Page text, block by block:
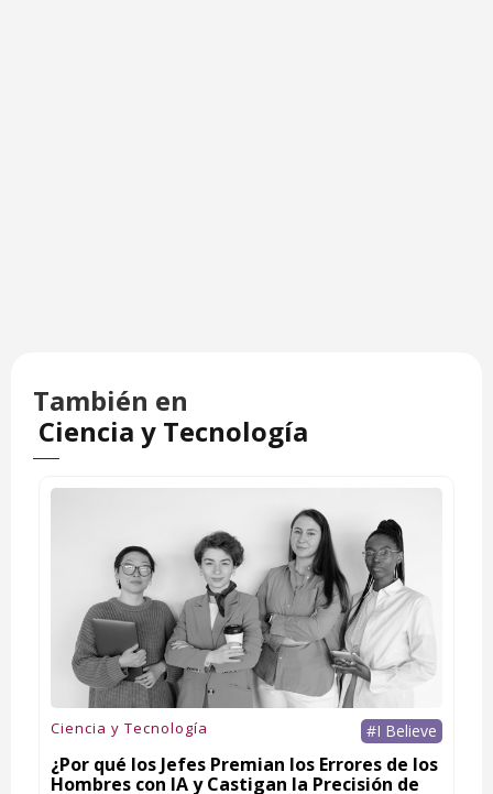
También en
Ciencia y Tecnología
Ciencia y Tecnología #I Believe
¿Por qué los Jefes Premian los Errores de los
Hombres con IA y Castigan la Precisión de